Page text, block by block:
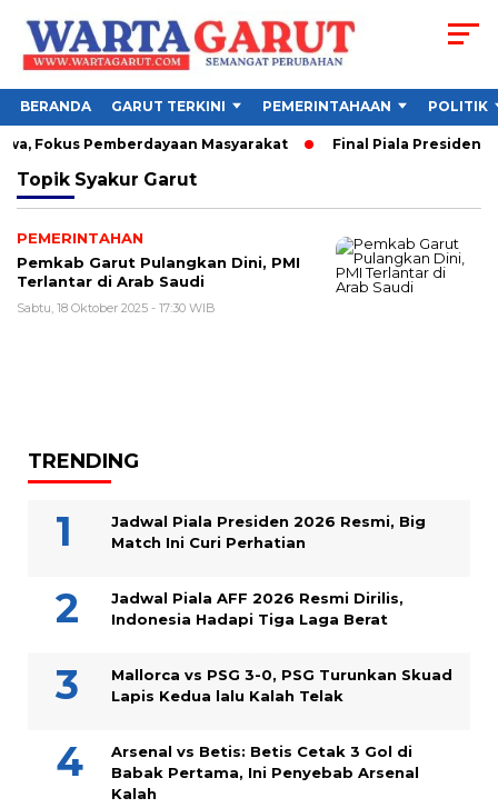
BERANDA GARUT TERKINI PEMERINTAHAAN POLITIK
Fokus Pemberdayaan Masyarakat Final Piala Presiden
Topik Syakur Garut
PEMERINTAHAN
Pemkab Garut Pulangkan Dini, PMI
Terlantar di Arab Saudi
Sabtu, 18 Oktober 2025 - 17:30 WIB
TRENDING
Jadwal Piala Presiden 2026 Resmi, Big
Match Ini Curi Perhatian
Jadwal Piala AFF 2026 Resmi Dirilis,
Indonesia Hadapi Tiga Laga Berat
Mallorca vs PSG 3-0, PSG Turunkan Skuad
Lapis Kedua lalu Kalah Telak
Arsenal vs Betis: Betis Cetak 3 Gol di
Babak Pertama, Ini Penyebab Arsenal
Kalah